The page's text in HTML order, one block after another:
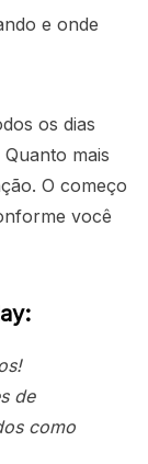
e onde
os dias
mais
O começo
você
de
como